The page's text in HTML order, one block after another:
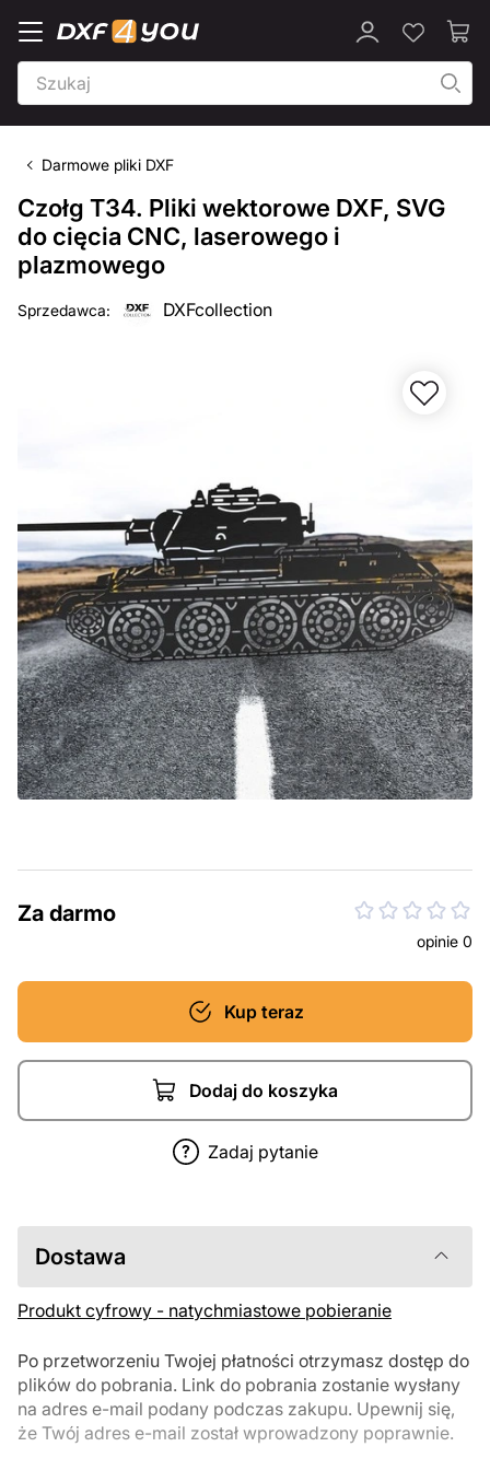
Darmowe pliki DXF
Czołg T34. Pliki wektorowe DXF, SVG
do cięcia CNC, laserowego i
plazmowego
Sprzedawca: DXFcollection
Za darmo
opinie 0
Kup teraz
Dodaj do koszyka
Zadaj pytanie
Dostawa
Produkt cyfrowy - natychmiastowe pobieranie
Po przetworzeniu Twojej płatności otrzymasz dostęp do
plików do pobrania. Link do pobrania zostanie wysłany
na adres e-mail podany podczas zakupu. Upewnij się,
że Twój adres e-mail został wprowadzony poprawnie.